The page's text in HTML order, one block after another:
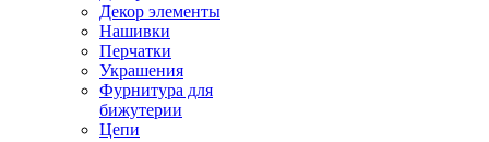
Декор элементы
Нашивки
Перчатки
Украшения
Фурнитура для
бижутерии
Цепи